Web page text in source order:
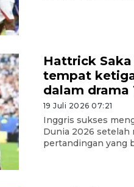
Hattrick
tempat
dalam drama
19 Juli 2026 07:21
Inggris sukses
Dunia 2026 setelah
pertandingan yang
29 Juli